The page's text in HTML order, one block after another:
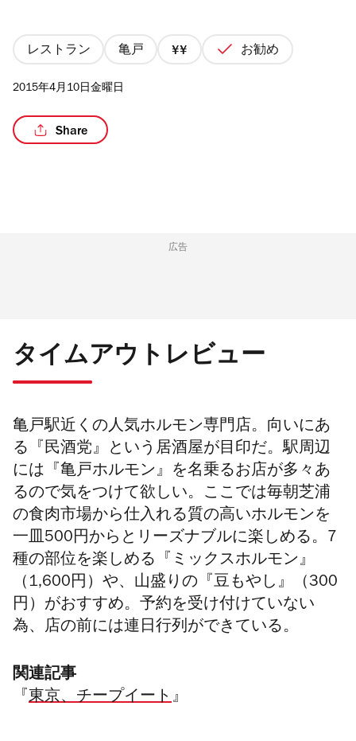
星
レストラン 亀戸
価
お勧め
2015年4月10日金曜日
Share
広告
タイムアウトレビュー
亀戸駅近くの人気ホルモン専門店。向いにあ
る『民酒党』という居酒屋が目印だ。駅周辺
には『亀戸ホルモン』を名乗るお店が多々あ
るので気をつけて欲しい。ここでは毎朝芝浦
の食肉市場から仕入れる質の高いホルモンを
一皿500円からとリーズナブルに楽しめる。7
種の部位を楽しめる『ミックスホルモン』
（1,600円）や、山盛りの『豆もやし』（300
円）がおすすめ。予約を受け付けていない
為、店の前には連日行列ができている。
関連記事
『 東京、チープイート』